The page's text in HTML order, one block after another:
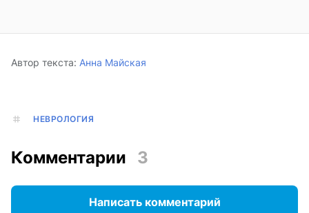
Автор текста: Анна Майская
НЕВРОЛОГИЯ
Комментарии 3
Написать комментарий